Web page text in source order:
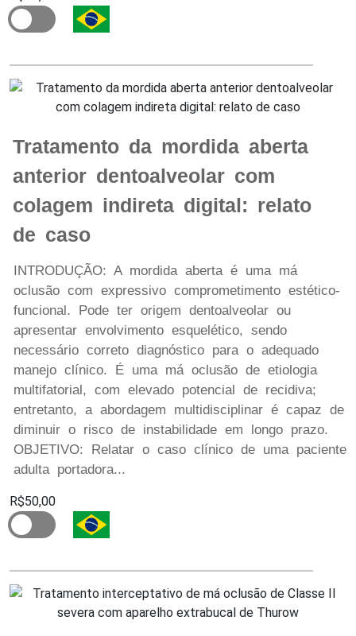
Tratamento da mordida aberta
anterior dentoalveolar com
colagem indireta digital: relato
de caso
INTRODUÇÃO: A mordida aberta é uma má
oclusão com expressivo comprometimento estético-
funcional. Pode ter origem dentoalveolar ou
apresentar envolvimento esquelético, sendo
necessário correto diagnóstico para o adequado
manejo clínico. É uma má oclusão de etiologia
multifatorial, com elevado potencial de recidiva;
entretanto, a abordagem multidisciplinar é capaz de
diminuir o risco de instabilidade em longo prazo.
OBJETIVO: Relatar o caso clínico de uma paciente
adulta portadora...
R$50,00